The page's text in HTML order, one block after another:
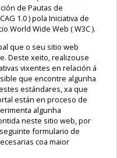
de Pautas de
1.0 ) pola Iniciativa de
World Wide Web ( W3C ).
que o seu sitio web
Deste xeito, realizouse
vixentes en relación á
que encontre algunha
estándares, xa que
están en proceso de
algunha
neste sitio web, por
formulario de
coa maior